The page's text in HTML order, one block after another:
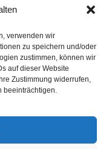
verwenden wir
zu speichern und/oder
zustimmen, können wir
auf dieser Website
Zustimmung widerrufen,
beeinträchtigen.
42651 Solingen